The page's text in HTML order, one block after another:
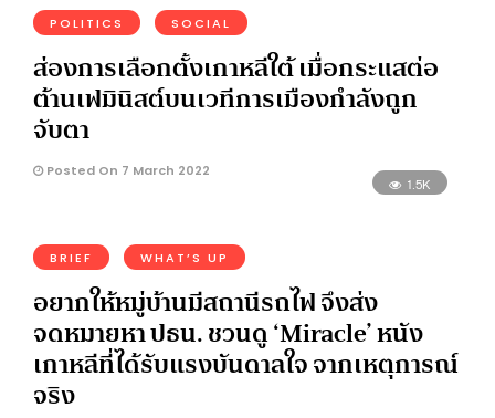
POLITICS SOCIAL
ส่องการเลือกตั้งเกาหลีใต้ เมื่อกระแสต่อ
ต้านเฟมินิสต์บนเวทีการเมืองกำลังถูก
จับตา
Posted On 7 March 2022
1.5K
BRIEF WHAT’S UP
อยากให้หมู่บ้านมีสถานีรถไฟ จึงส่ง
จดหมายหา ปธน. ชวนดู ‘Miracle’ หนัง
เกาหลีที่ได้รับแรงบันดาลใจ จากเหตุการณ์
จริง